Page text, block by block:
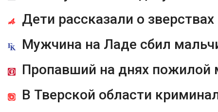
Дети рассказали о
Мужчина на Ладе сбил
Пропавший на днях пожилой
В Тверской области